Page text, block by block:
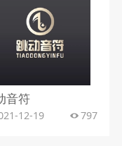
音符
12-19 797